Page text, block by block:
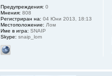
Предупреждения: 0
Мнения: 808
Регистриран на: 04 Юни 2013, 18:13
Местоположение: Лом
Име в игра: SNAIP
Skype: snaip_lom